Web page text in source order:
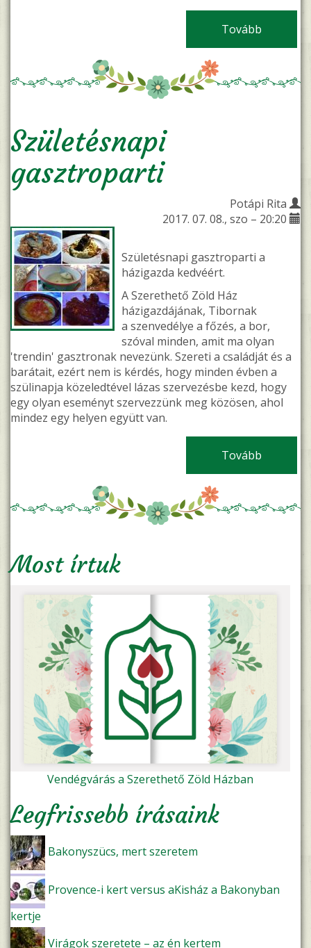
Tovább
Születésnapi
gasztroparti
Potápi Rita
2017. 07. 08., szo – 20:20
Születésnapi gasztroparti a
házigazda kedvéért.
A Szerethető Zöld Ház
házigazdájának, Tibornak
a szenvedélye a főzés, a bor,
szóval minden, amit ma olyan
'trendin' gasztronak nevezünk. Szereti a családját és a
barátait, ezért nem is kérdés, hogy minden évben a
szülinapja közeledtével lázas szervezésbe kezd, hogy
egy olyan eseményt szervezzünk meg közösen, ahol
mindez egy helyen együtt van.
Tovább
Most írtuk
Vendégvárás a Szerethető Zöld Házban
Legfrissebb írásaink
Bakonyszücs, mert szeretem
Provence-i kert versus aKisház a Bakonyban
kertje
Virágok szeretete – az én kertem